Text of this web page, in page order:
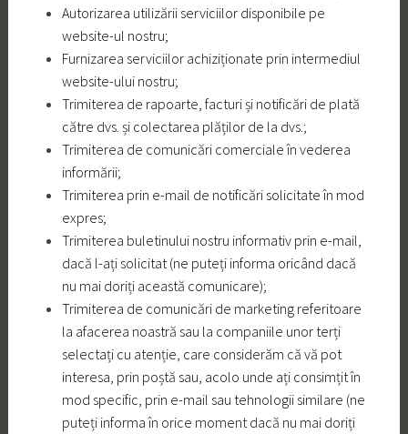
Autorizarea utilizării serviciilor disponibile pe
website-ul nostru;
Furnizarea serviciilor achiziționate prin intermediul
website-ului nostru;
Trimiterea de rapoarte, facturi și notificări de plată
către dvs. și colectarea plăților de la dvs.;
Trimiterea de comunicări comerciale în vederea
informării;
Trimiterea prin e-mail de notificări solicitate în mod
expres;
Trimiterea buletinului nostru informativ prin e-mail,
dacă l-ați solicitat (ne puteți informa oricând dacă
nu mai doriți această comunicare);
Trimiterea de comunicări de marketing referitoare
la afacerea noastră sau la companiile unor terți
selectați cu atenție, care considerăm că vă pot
interesa, prin poștă sau, acolo unde ați consimțit în
mod specific, prin e-mail sau tehnologii similare (ne
puteți informa în orice moment dacă nu mai doriți